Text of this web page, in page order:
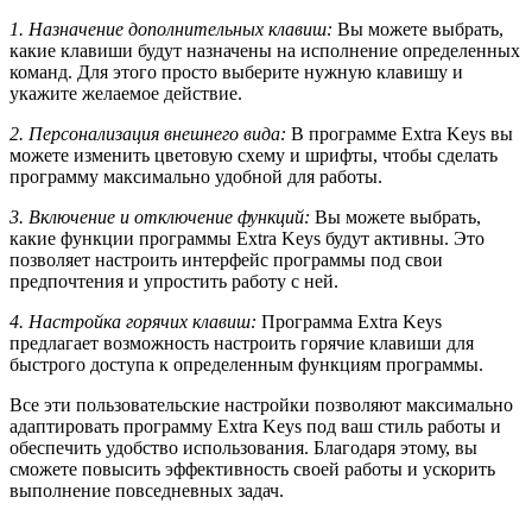
1. Назначение дополнительных клавиш: Вы можете выбрать,
какие клавиши будут назначены на исполнение определенных
команд. Для этого просто выберите нужную клавишу и
укажите желаемое действие.
2. Персонализация внешнего вида: В программе Extra Keys вы
можете изменить цветовую схему и шрифты, чтобы сделать
программу максимально удобной для работы.
3. Включение и отключение функций: Вы можете выбрать,
какие функции программы Extra Keys будут активны. Это
позволяет настроить интерфейс программы под свои
предпочтения и упростить работу с ней.
4. Настройка горячих клавиш: Программа Extra Keys
предлагает возможность настроить горячие клавиши для
быстрого доступа к определенным функциям программы.
Все эти пользовательские настройки позволяют максимально
адаптировать программу Extra Keys под ваш стиль работы и
обеспечить удобство использования. Благодаря этому, вы
сможете повысить эффективность своей работы и ускорить
выполнение повседневных задач.